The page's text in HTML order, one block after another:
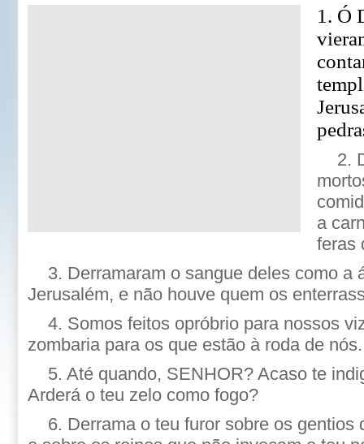
1. Ó
2.
a
feras
3. Derramaram o sangue deles como a
Jerusalém, e não houve quem os
4. Somos feitos opróbrio para nossos
zombaria para os que estão à roda de nós.
5. Até quando, SENHOR? Acaso te
Arderá o teu zelo como fogo?
6. Derrama o teu furor sobre os gentios